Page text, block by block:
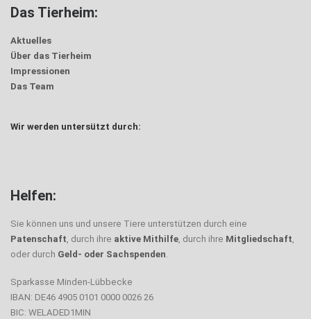
Das Tierheim:
Aktuelles
Über das Tierheim
Impressionen
Das Team
Wir werden untersützt durch:
Helfen:
Sie können uns und unsere Tiere unterstützen durch eine
Patenschaft, durch ihre aktive Mithilfe, durch ihre Mitgliedschaft,
oder durch Geld- oder Sachspenden.
Sparkasse Minden-Lübbecke
IBAN: DE46 4905 0101 0000 0026 26
BIC: WELADED1MIN